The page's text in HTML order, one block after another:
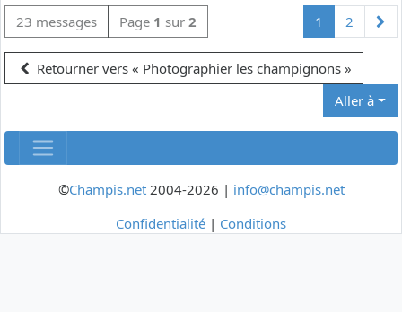
1 2
23 messages Page 1 sur 2
Retourner vers « Photographier les champignons »
Aller à
©Champis.net2004-2026 | info@champis.net
Confidentialité | Conditions